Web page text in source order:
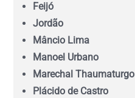
Feijó
Jordão
Mâncio Lima
Manoel Urbano
Marechal Thaumaturgo
Plácido de Castro